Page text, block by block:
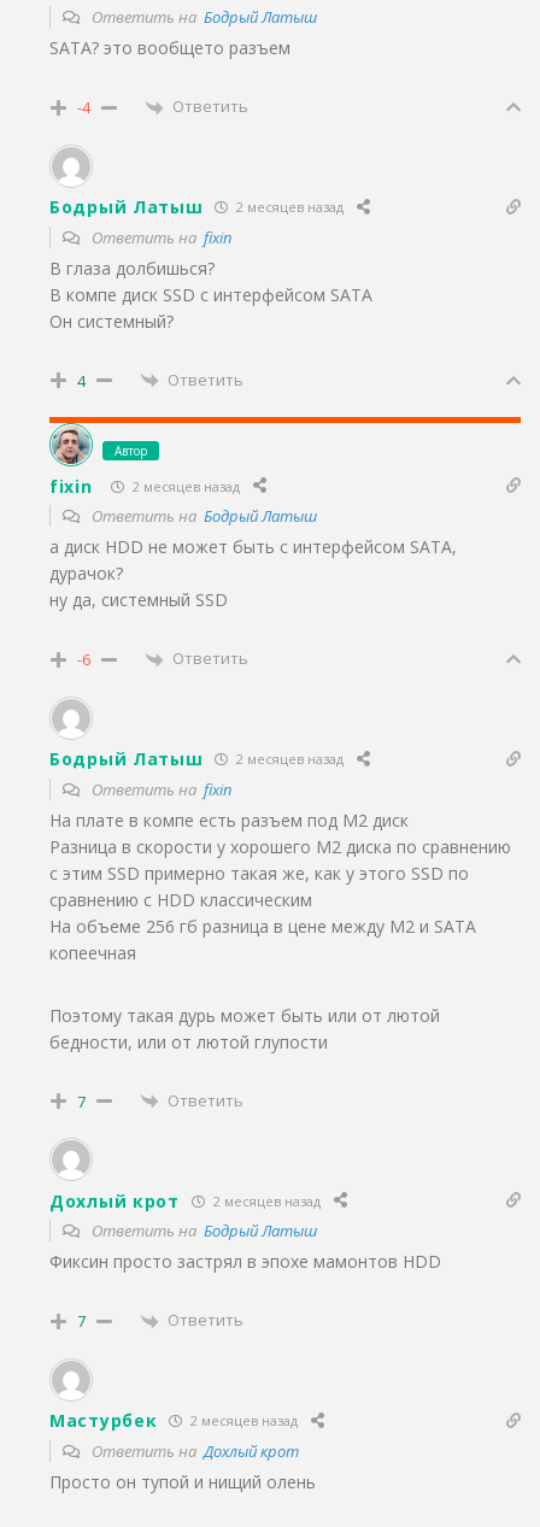
Ответить на Бодрый Латыш
SATA? это вообщето разъем
-4 Ответить
Бодрый Латыш 2 месяцев назад
Ответить на fixin
В глаза долбишься?
В компе диск SSD с интерфейсом SATA
Он системный?
4 Ответить
Автор
fixin 2 месяцев назад
Ответить на Бодрый Латыш
а диск HDD не может быть с интерфейсом SATA,
дурачок?
ну да, системный SSD
-6 Ответить
Бодрый Латыш 2 месяцев назад
Ответить на fixin
На плате в компе есть разъем под M2 диск
Разница в скорости у хорошего М2 диска по сравнению
с этим SSD примерно такая же, как у этого SSD по
сравнению с HDD классическим
На объеме 256 гб разница в цене между M2 и SATA
копеечная
Поэтому такая дурь может быть или от лютой
бедности, или от лютой глупости
7 Ответить
Дохлый крот 2 месяцев назад
Ответить на Бодрый Латыш
Фиксин просто застрял в эпохе мамонтов HDD
7 Ответить
Мастурбек 2 месяцев назад
Ответить наДохлый крот
Просто он тупой и нищий олень